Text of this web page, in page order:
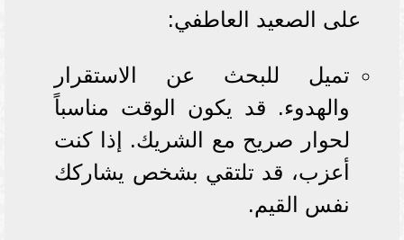
على الصعيد العاطفي:
تميل للبحث عن الاستقرار
والهدوء. قد يكون الوقت مناسباً
لحوار صريح مع الشريك. إذا كنت
أعزب، قد تلتقي بشخص يشاركك
نفس القيم.